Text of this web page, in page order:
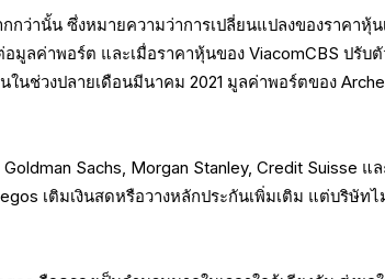
กว่านั้น ซึ่งหมายความว่าการเปลี่ยนแปลงของราคาหุ้น
มูลค่าพอร์ต และเมื่อราคาหุ้นของ ViacomCBS ปรับ
ในช่วงปลายเดือนมีนาคม 2021 มูลค่าพอร์ตของ
Sachs, Morgan Stanley, Credit Suisse แ
เติมเงินสดหรือวางหลักประกันเพิ่มเติม แต่บริษัทไ